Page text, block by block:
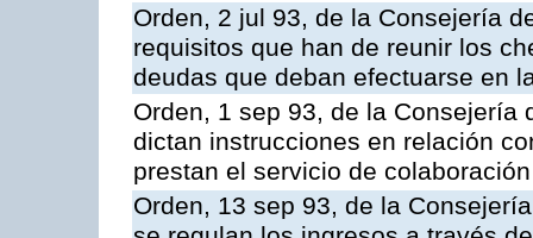
Orden, 2 jul 93, de la Consejería
requisitos que han de reunir los
deudas que deban efectuarse en
Orden, 1 sep 93, de la Consejería
dictan instrucciones en relación
prestan el servicio de
Orden, 13 sep 93, de la